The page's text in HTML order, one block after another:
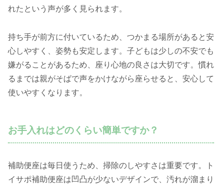
れたという声が多く見られます。
持ち手が前方に付いているため、つかまる場所があると安
心しやすく、姿勢も安定します。子どもは少しの不安でも
嫌がることがあるため、座り心地の良さは大切です。慣れ
るまでは親がそばで声をかけながら座らせると、安心して
使いやすくなります。
お手入れはどのくらい簡単ですか？
補助便座は毎日使うため、掃除のしやすさは重要です。ト
イサポ補助便座は凹凸が少ないデザインで、汚れが溜まり